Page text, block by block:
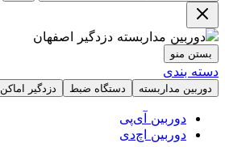
بستن منو
دسته بندی
دوربین مداربسته دستگاه ضبط دزدگیر اماکن
دوربین آی‌پی
دوربین اچ‌دی